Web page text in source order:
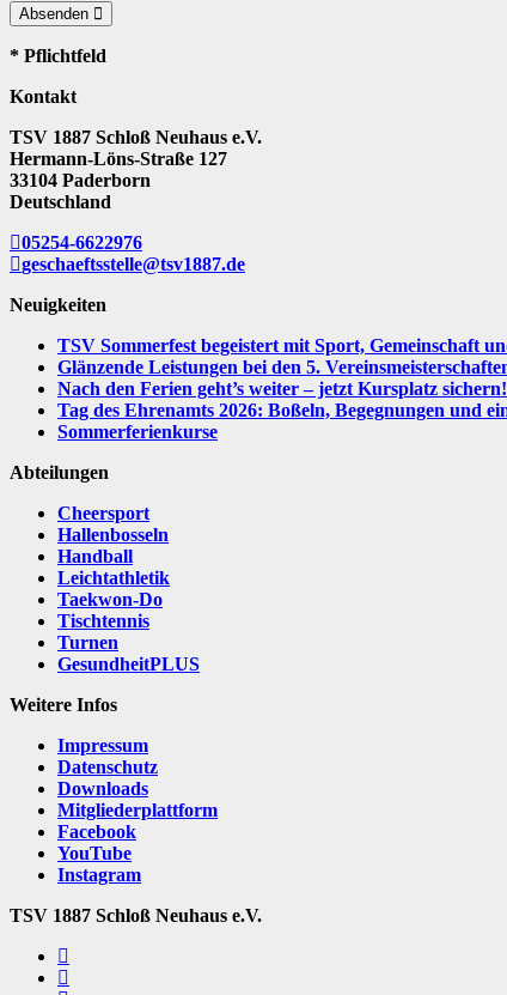
Absenden
* Pflichtfeld
Kontakt
TSV 1887 Schloß Neuhaus e.V.
Hermann-Löns-Straße 127
33104 Paderborn
Deutschland
05254-6622976
geschaeftsstelle@tsv1887.de
Neuigkeiten
TSV Sommerfest begeistert mit Sport, Gemeinschaft
Glänzende Leistungen bei den 5.
Nach den Ferien geht’s weiter – jetzt Kursplatz sichern!
Tag des Ehrenamts 2026: Boßeln, Begegnungen und
Sommerferienkurse
Abteilungen
Cheersport
Hallenbosseln
Handball
Leichtathletik
Taekwon-Do
Tischtennis
Turnen
GesundheitPLUS
Weitere Infos
Impressum
Datenschutz
Downloads
Mitgliederplattform
Facebook
YouTube
Instagram
TSV 1887 Schloß Neuhaus e.V.